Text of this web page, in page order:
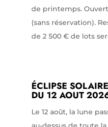
de printemps.
(sans réservation).
de 2 500 € de lots
ÉCLIPSE
DU 12 AOUT
Le 12 août, la lune